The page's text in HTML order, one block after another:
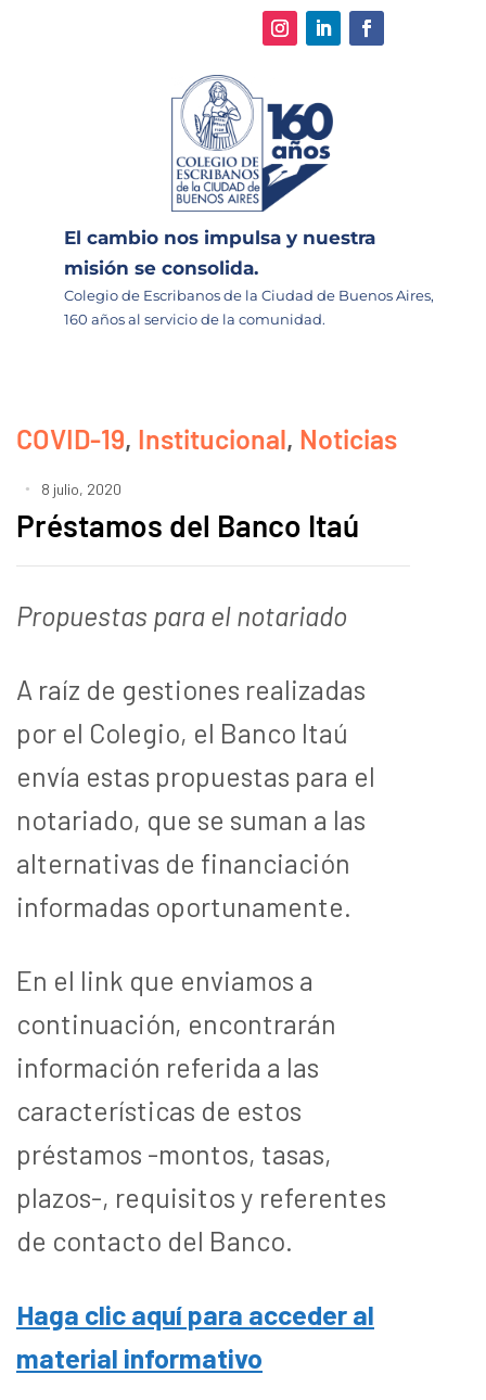
El cambio nos impulsa y nuestra
misión se consolida.
Colegio de Escribanos de la Ciudad de Buenos Aires,
160 años al servicio de la comunidad.
COVID-19, Institucional, Noticias
8 julio, 2020
Préstamos del Banco Itaú
Propuestas para el notariado
A raíz de gestiones realizadas
por el Colegio, el Banco Itaú
envía estas propuestas para el
notariado, que se suman a las
alternativas de financiación
informadas oportunamente.
En el link que enviamos a
continuación, encontrarán
información referida a las
características de estos
préstamos -montos, tasas,
plazos-, requisitos y referentes
de contacto del Banco.
Haga clic aquí para acceder al
material informativo